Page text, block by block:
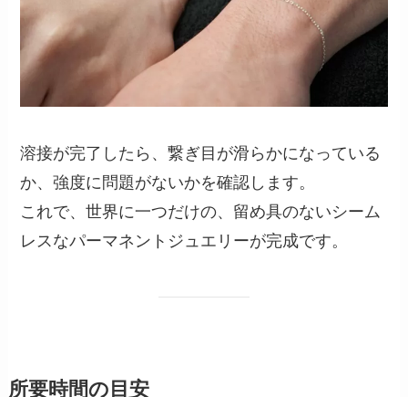
溶接が完了したら、繋ぎ目が滑らかになっている
か、強度に問題がないかを確認します。
これで、世界に一つだけの、留め具のないシーム
レスなパーマネントジュエリーが完成です。
所要時間の目安